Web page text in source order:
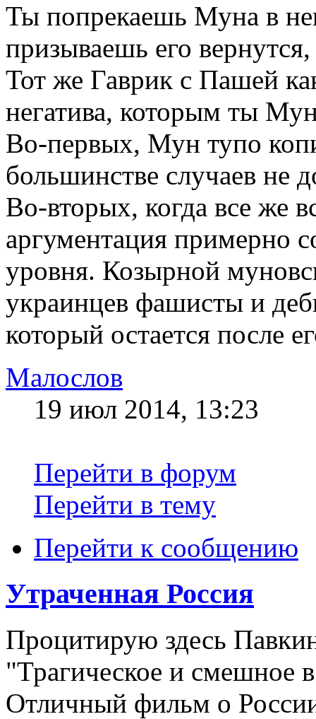
Ты попрекаешь Муна в
призываешь его
Тот же Гаврик с Пашей
негатива, которым ты
Во-первых, Мун тупо
большинстве случаев не
Во-вторых, когда все же
аргументация примерно
уровня. Козырной
украинцев фашисты и
который остается после
Малослов
19 июл 2014, 13:23
Перейти в форум
Перейти в тему
Перейти к сообщению
Утраченная Россия
Процитирую здесь
"Трагическое и смешное
Отличный фильм о